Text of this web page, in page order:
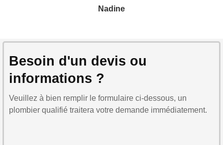
Nadine
Besoin d'un devis ou
informations ?
Veuillez à bien remplir le formulaire ci-dessous, un
plombier qualifié traitera votre demande immédiatement.